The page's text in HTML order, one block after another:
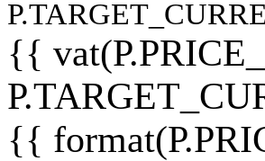
{{
{{